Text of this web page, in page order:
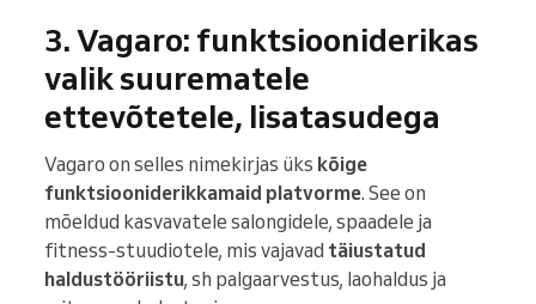
3. Vagaro: funktsiooniderikas
valik suurematele
ettevõtetele, lisatasudega
Vagaro on selles nimekirjas üks kõige
funktsiooniderikkamaid platvorme. See on
mõeldud kasvavatele salongidele, spaadele ja
fitness-stuudiotele, mis vajavad täiustatud
haldustööriistu, sh palgaarvestus, laohaldus ja